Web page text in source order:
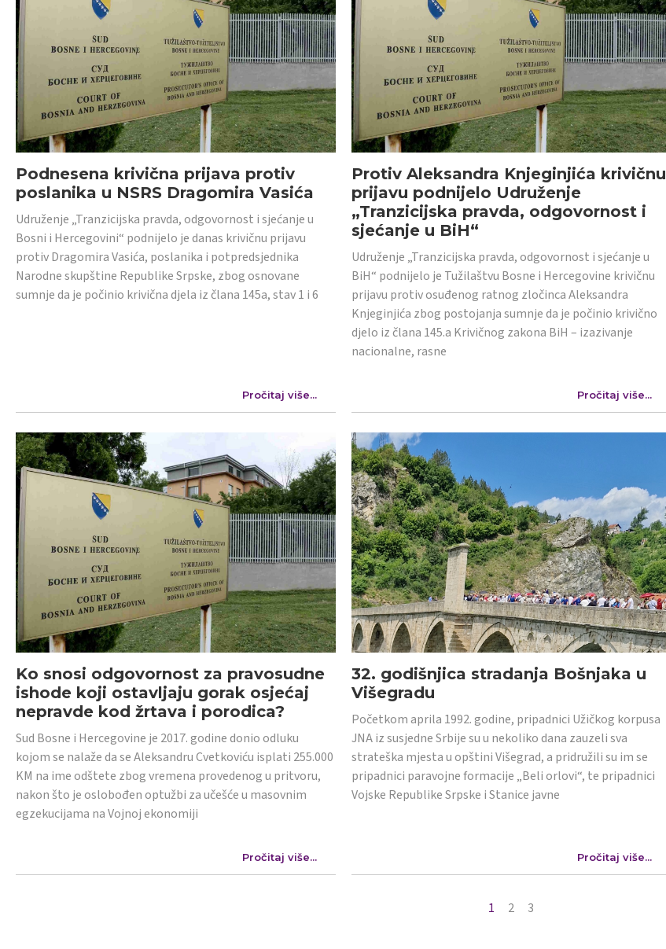
Podnesena krivična prijava protiv
poslanika u NSRS Dragomira Vasića
Udruženje „Tranzicijska pravda, odgovornost i sjećanje u
Bosni i Hercegovini“ podnijelo je danas krivičnu prijavu
protiv Dragomira Vasića, poslanika i potpredsjednika
Narodne skupštine Republike Srpske, zbog osnovane
sumnje da je počinio krivična djela iz člana 145a, stav 1 i 6
Pročitaj više...
Protiv Aleksandra Knjeginjića krivičnu
prijavu podnijelo Udruženje
„Tranzicijska pravda, odgovornost i
sjećanje u BiH“
Udruženje „Tranzicijska pravda, odgovornost i sjećanje u
BiH“ podnijelo je Tužilaštvu Bosne i Hercegovine krivičnu
prijavu protiv osuđenog ratnog zločinca Aleksandra
Knjeginjića zbog postojanja sumnje da je počinio krivično
djelo iz člana 145.a Krivičnog zakona BiH – izazivanje
nacionalne, rasne
Pročitaj više...
Ko snosi odgovornost za pravosudne
ishode koji ostavljaju gorak osjećaj
nepravde kod žrtava i porodica?
Sud Bosne i Hercegovine je 2017. godine donio odluku
kojom se nalaže da se Aleksandru Cvetkoviću isplati 255.000
KM na ime odštete zbog vremena provedenog u pritvoru,
nakon što je oslobođen optužbi za učešće u masovnim
egzekucijama na Vojnoj ekonomiji
Pročitaj više...
32. godišnjica stradanja Bošnjaka u
Višegradu
Početkom aprila 1992. godine, pripadnici Užičkog korpusa
JNA iz susjedne Srbije su u nekoliko dana zauzeli sva
strateška mjesta u opštini Višegrad, a pridružili su im se
pripadnici paravojne formacije „Beli orlovi“, te pripadnici
Vojske Republike Srpske i Stanice javne
Pročitaj više...
1 2 3